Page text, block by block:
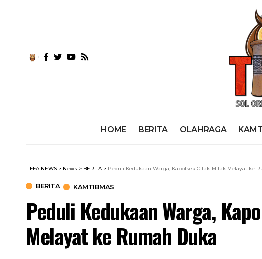
HOME BERITA OLAHRAGA
TIFFA NEWS > News > BERITA> Peduli Kedukaan Warga, Kapolsek Citak-Mitak Melayat ke
BERITA KAMTIBMAS
Peduli Kedukaan Warga,
Melayat ke Rumah Duka